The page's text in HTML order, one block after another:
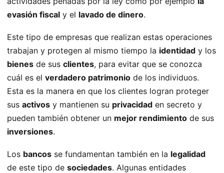
evasión fiscal y el lavado de dinero.
Este tipo de empresas que realizan estas operaciones
trabajan y protegen al mismo tiempo la identidad y los
bienes de sus clientes, para evitar que se conozca
cuál es el verdadero patrimonio de los individuos.
Esta es la manera en que los clientes logran proteger
sus activos y mantienen su privacidad en secreto y
pueden también obtener un mejor rendimiento de sus
inversiones.
Los bancos se fundamentan también en la legalidad
de este tipo de sociedades. Algunas entidades